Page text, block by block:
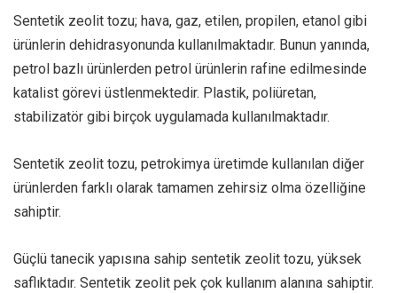
Sentetik zeolit tozu; hava, gaz, etilen, propilen, etanol gibi
ürünlerin dehidrasyonunda kullanılmaktadır. Bunun yanında,
petrol bazlı ürünlerden petrol ürünlerin rafine edilmesinde
katalist görevi üstlenmektedir. Plastik, poliüretan,
stabilizatör gibi birçok uygulamada kullanılmaktadır.
Sentetik zeolit tozu, petrokimya üretimde kullanılan diğer
ürünlerden farklı olarak tamamen zehirsiz olma özelliğine
sahiptir.
Güçlü tanecik yapısına sahip sentetik zeolit tozu, yüksek
saflıktadır. Sentetik zeolit pek çok kullanım alanına sahiptir.